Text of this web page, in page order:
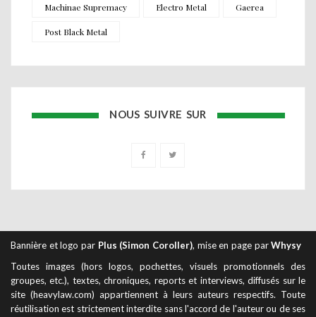
Machinae Supremacy Electro Metal Gaerea
Post Black Metal
NOUS SUIVRE SUR
Bannière et logo par Plus (Simon Coroller), mise en page parWhysy
Toutes images (hors logos, pochettes, visuels promotionnels des
groupes, etc.), textes, chroniques, reports et interviews, diffusés sur le
site (heavylaw.com) appartiennent à leurs auteurs respectifs. Toute
réutilisation est strictement interdite sans l'accord de l'auteur ou de ses